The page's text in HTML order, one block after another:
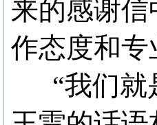
来的感谢
作态度和
“我们就